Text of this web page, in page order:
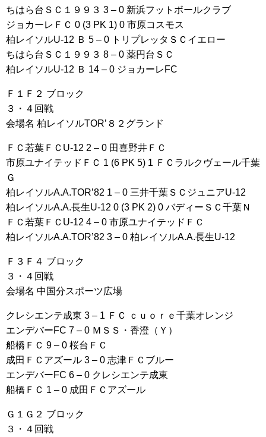
ちはら台ＳＣ１９９３ 3 – 0 新浜フットボールクラブ
ジョカーレＦＣ 0 (3 PK 1) 0 市原コスモス
柏レイソルU-12 Ｂ 5 – 0 トリプレッタＳＣイエロー
ちはら台ＳＣ１９９３ 8 – 0 薬円台ＳＣ
柏レイソルU-12 Ｂ 14 – 0 ジョカーレFC
Ｆ１Ｆ２ ブロック
３・４回戦
会場名 柏レイソルTOR’８２グランド
ＦＣ若葉ＦＣU-12 2 – 0 田喜野井ＦＣ
市原ユナイテッドＦＣ 1 (6 PK 5) 1 ＦＣラルクヴェール千葉
Ｇ
柏レイソルA.A.TOR’82 1 – 0 三井千葉ＳＣジュニアU-12
柏レイソルA.A.長生U-12 0 (3 PK 2) 0 バディーＳＣ千葉Ｎ
ＦＣ若葉ＦＣU-12 4 – 0 市原ユナイテッドＦＣ
柏レイソルA.A.TOR’82 3 – 0 柏レイソルA.A.長生U-12
Ｆ３Ｆ４ ブロック
３・４回戦
会場名 中国分スポーツ広場
クレシエンテ成東 3 – 1 ＦＣ ｃｕｏｒｅ千葉オレンジ
エンデバーFC 7 – 0 ＭＳＳ・香澄（Ｙ）
船橋ＦＣ 9 – 0 桜台ＦＣ
成田ＦＣアズール 3 – 0 志津ＦＣブルー
エンデバーFC 6 – 0 クレシエンテ成東
船橋ＦＣ 1 – 0 成田ＦＣアズール
Ｇ１Ｇ２ ブロック
３・４回戦